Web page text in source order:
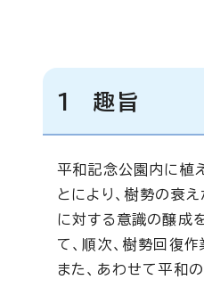
1 趣旨
平和記念公園内に植
とにより、樹勢の衰
に対する意識の醸成
て、順次、樹勢回復
また、あわせて平和